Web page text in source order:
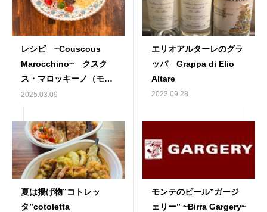
レシピ ~Couscous
Marocchino~ クスク
ス・マロッキーノ（モロ
ッコ風）
2025.03.09
エリオアルターレのグラ
ッパ Grappa di Elio
Altare
2023.09.28
夏は揚げ物”コトレッ
タ”cotoletta
モンテのビール”ガージ
ェリー” ~Birra Gargery~